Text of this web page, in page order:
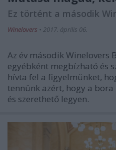
Ez történt a második
Winelovers • 2017. április 06.
Az év második Winelovers
egyébként megbízható és
hívta fel a figyelmünket,
tennünk azért, hogy a
és szerethető legyen.